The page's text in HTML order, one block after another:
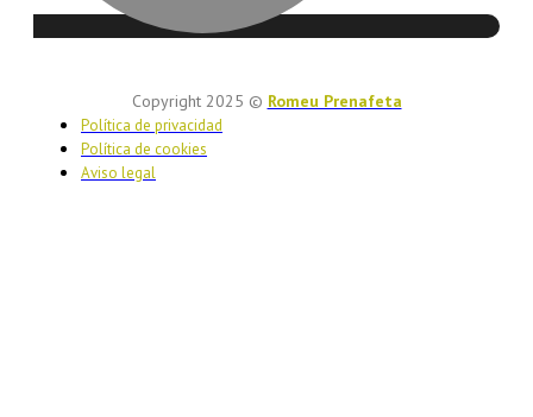
Copyright 2025 © Romeu Prenafeta
Política de privacidad
Política de cookies
Aviso legal